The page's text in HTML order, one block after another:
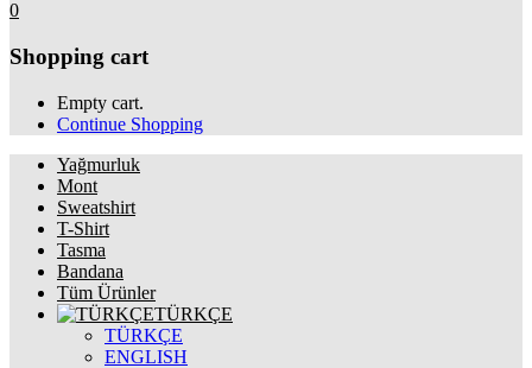
0
Shopping cart
Empty cart.
Continue Shopping
Yağmurluk
Mont
Sweatshirt
T-Shirt
Tasma
Bandana
Tüm Ürünler
TÜRKÇE
TÜRKÇE
ENGLISH